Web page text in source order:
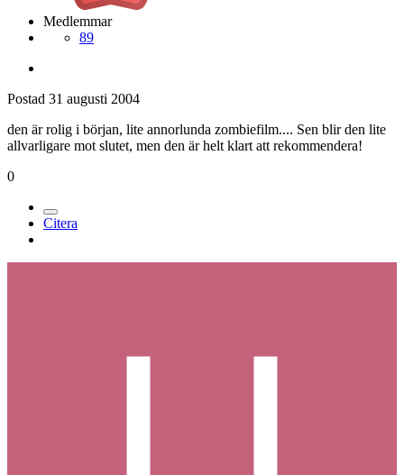
Medlemmar
89
Postad 31 augusti 2004
den är rolig i början, lite annorlunda zombiefilm.... Sen blir den lite
allvarligare mot slutet, men den är helt klart att rekommendera!
0
Citera